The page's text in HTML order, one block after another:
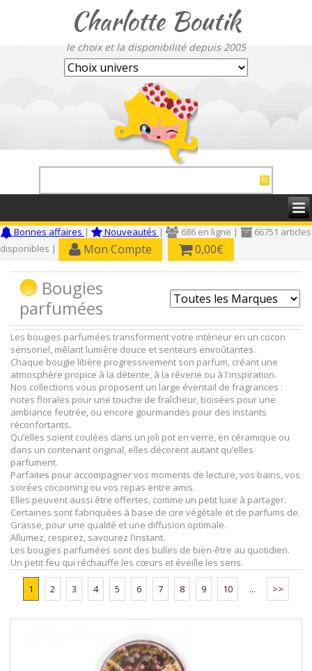
Charlotte Boutik
le choix et la disponibilité depuis 2005
Bonnes affaires | Nouveautés | 686 en ligne |
66751 articles
disponibles |
Mon Compte 0,00€
Bougies
parfumées
Les bougies parfumées transforment votre intérieur en un cocon
sensoriel, mêlant lumière douce et senteurs envoûtantes.
Chaque bougie libère progressivement son parfum, créant une
atmosphère propice à la détente, à la rêverie ou à l'inspiration.
Nos collections vous proposent un large éventail de fragrances :
notes florales pour une touche de fraîcheur, boisées pour une
ambiance feutrée, ou encore gourmandes pour des instants
réconfortants.
Qu’elles soient coulées dans un joli pot en verre, en céramique ou
dans un contenant original, elles décorent autant qu’elles
parfument.
Parfaites pour accompagner vos moments de lecture, vos bains, vos
soirées cocooning ou vos repas entre amis.
Elles peuvent aussi être offertes, comme un petit luxe à partager.
Certaines sont fabriquées à base de cire végétale et de parfums de
Grasse, pour une qualité et une diffusion optimale.
Allumez, respirez, savourez l’instant.
Les bougies parfumées sont des bulles de bien-être au quotidien.
Un petit feu qui réchauffe les cœurs et éveille les sens.
1 2 3 4 5 6 7 8 9 10 ... >>